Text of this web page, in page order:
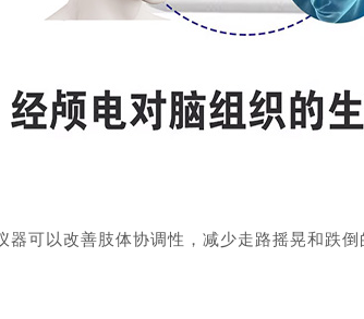
以改善肢体协调性，减少走路摇晃和跌倒